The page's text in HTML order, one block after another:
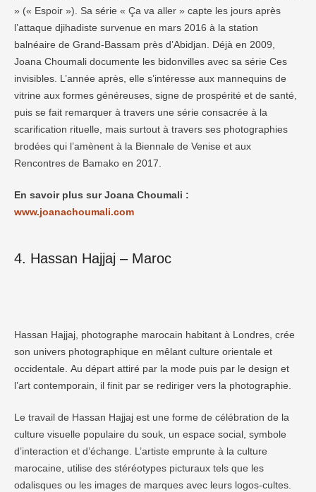
» (« Espoir »). Sa série « Ça va aller » capte les jours après
l’attaque djihadiste survenue en mars 2016 à la station
balnéaire de Grand-Bassam près d’Abidjan. Déjà en 2009,
Joana Choumali documente les bidonvilles avec sa série Ces
invisibles. L’année après, elle s’intéresse aux mannequins de
vitrine aux formes généreuses, signe de prospérité et de santé,
puis se fait remarquer à travers une série consacrée à la
scarification rituelle, mais surtout à travers ses photographies
brodées qui l’amènent à la Biennale de Venise et aux
Rencontres de Bamako en 2017.
En savoir plus sur Joana Choumali :
www.joanachoumali.com
4. Hassan Hajjaj – Maroc
Hassan Hajjaj, photographe marocain habitant à Londres, crée
son univers photographique en mêlant culture orientale et
occidentale. Au départ attiré par la mode puis par le design et
l’art contemporain, il finit par se rediriger vers la photographie.
Le travail de Hassan Hajjaj est une forme de célébration de la
culture visuelle populaire du souk, un espace social, symbole
d’interaction et d’échange. L’artiste emprunte à la culture
marocaine, utilise des stéréotypes picturaux tels que les
odalisques ou les images de marques avec leurs logos-cultes.